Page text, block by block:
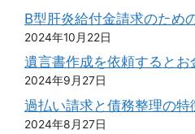
B型肝炎給付金請求のため
2024年10月22日
遺言書作成を依頼するとお
2024年9月27日
過払い請求と債務整理の特
2024年8月27日